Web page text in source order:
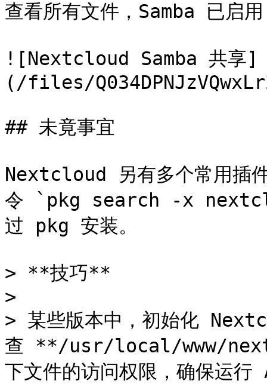
查看所有文件，Samba 已启
![Nextcloud Samba 共享]
(/files/
## 未竟事宜
Nextcloud 另有多个常用插
令 `pkg search -x
过 pkg 安装。
> **技巧**
>
> 某些版本中，初始化
查 **/usr/local/www/
下文件的访问权限，确保运